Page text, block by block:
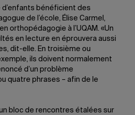
d’enfants bénéficient des
de l’école, Élise Carmel,
orthopédagogie à l’UQAM. «Un
en lecture en éprouvera aussi
dit-elle. En troisième ou
ils doivent normalement
d’un problème
quatre phrases – afin de le
bloc de rencontres étalées sur